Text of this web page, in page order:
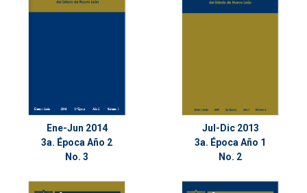
Ene-Jun 2014
3a. Época Año 2
No. 3
Jul-Dic 2013
3a. Época Año 1
No. 2